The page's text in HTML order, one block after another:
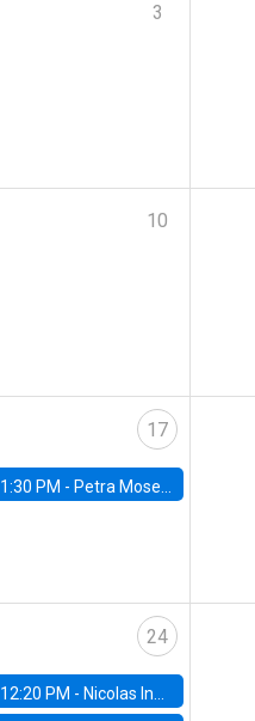
3
10
17
1:30 PM - Petra Moser, NYU Stern
24
12:20 PM - Nicolas Inostroza, Rotman School of Management, University of Toronto